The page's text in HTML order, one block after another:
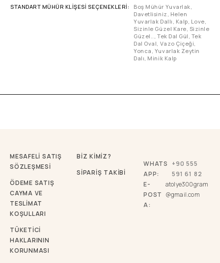
STANDART MÜHÜR KLIŞESI SEÇENEKLERI
Boş Mühür Yuvarlak,
Davetlisiniz, Helen
Yuvarlak Dallı, Kalp, Love,
Sizinle Güzel Kare, Sizinle
Güzel.., Tek Dal Gül, Tek
Dal Oval, Vazo Çiçeği,
Yonca, Yuvarlak Zeytin
Dalı, Minik Kalp
MESAFELİ SATIŞ
SÖZLEŞMESİ
ÖDEME SATIŞ
CAYMA VE
TESLİMAT
KOŞULLARI
TÜKETICI
HAKLARININ
KORUNMASI
BİZ KİMİZ?
SİPARİŞ TAKİBİ
WHATS
APP:
+90 555
591 61 82
E-
POST
A:
atolye300gram
@gmail.com